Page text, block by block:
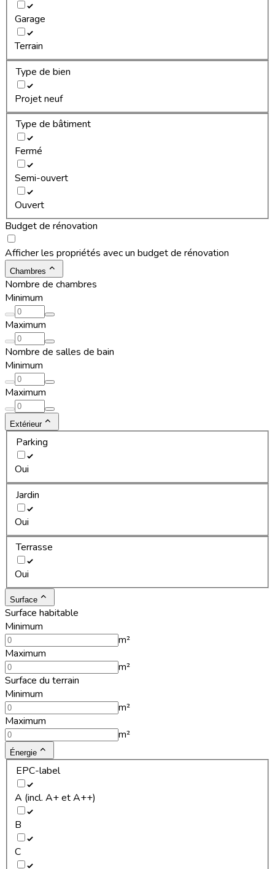
Garage
Terrain
Type de bien
Projet neuf
Type de bâtiment
Fermé
Semi-ouvert
Ouvert
Budget de rénovation
Afficher les propriétés avec un budget de rénovation
Chambres
Nombre de chambres
Minimum
Maximum
Nombre de salles de bain
Minimum
Maximum
Extérieur
Parking
Oui
Jardin
Oui
Terrasse
Oui
Surface
Surface habitable
Minimum
m²
Maximum
m²
Surface du terrain
Minimum
m²
Maximum
m²
Énergie
EPC-label
A (incl. A+ et A++)
B
C